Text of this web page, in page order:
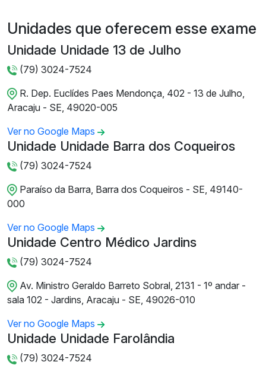
Unidades que oferecem esse exame
Unidade Unidade 13 de Julho
(79) 3024-7524
R. Dep. Euclídes Paes Mendonça, 402 - 13 de Julho,
Aracaju - SE, 49020-005
Ver no Google Maps
Unidade Unidade Barra dos Coqueiros
(79) 3024-7524
Paraíso da Barra, Barra dos Coqueiros - SE, 49140-
000
Ver no Google Maps
Unidade Centro Médico Jardins
(79) 3024-7524
Av. Ministro Geraldo Barreto Sobral, 2131 - 1º andar -
sala 102 - Jardins, Aracaju - SE, 49026-010
Ver no Google Maps
Unidade Unidade Farolândia
(79) 3024-7524